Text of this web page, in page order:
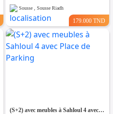
Sousse , Sousse Riadh
179.000 TND
(S+2) avec meubles à Sahloul 4 avec Place de Parking